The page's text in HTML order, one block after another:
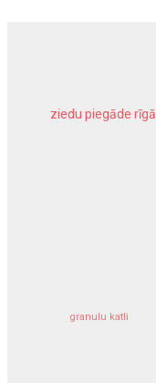
ziedu piegāde rīgā
granulu katli